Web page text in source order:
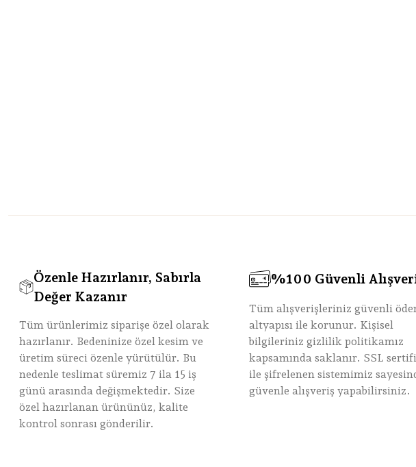
Özenle Hazırlanır, Sabırla
Değer Kazanır
Tüm ürünlerimiz siparişe özel olarak
hazırlanır. Bedeninize özel kesim ve
üretim süreci özenle yürütülür. Bu
nedenle teslimat süremiz 7 ila 15 iş
günü arasında değişmektedir. Size
özel hazırlanan ürününüz, kalite
kontrol sonrası gönderilir.
%100 Güvenli
Tüm alışverişleriniz güvenli
altyapısı ile korunur. Kişisel
bilgileriniz gizlilik politikamız
kapsamında saklanır. SSL
ile şifrelenen sistemimiz
güvenle alışveriş yapabilirsiniz.